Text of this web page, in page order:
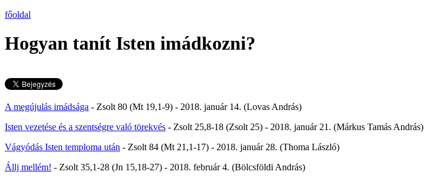
főoldal
Hogyan tanít Isten imádkozni?
A megújulás imádsága - Zsolt 80 (Mt 19,1-9) - 2018. január 14. (Lovas András)
Isten vezetése és a szentségre való törekvés - Zsolt 25,8-18 (Zsolt 25) - 2018. január 21. (Márkus Tamás András)
Vágyódás Isten temploma után - Zsolt 84 (Mt 21,1-17) - 2018. január 28. (Thoma László)
Állj mellém! - Zsolt 35,1-28 (Jn 15,18-27) - 2018. február 4. (Bölcsföldi András)